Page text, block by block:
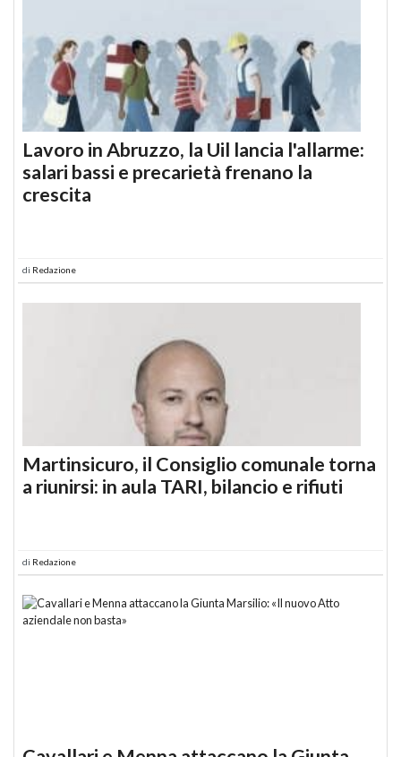
Lavoro in Abruzzo, la Uil lancia l'allarme:
salari bassi e precarietà frenano la
crescita
di Redazione
Martinsicuro, il Consiglio comunale torna
a riunirsi: in aula TARI, bilancio e rifiuti
di Redazione